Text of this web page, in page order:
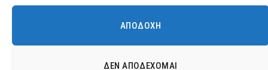
ΑΠΟΔΟΧΉ
ΔΕΝ ΑΠΟΔΈΧΟΜΑΙ
Χρησιμοποιούμε cookies για να σας προσφέρουμε τη βέλτιστη εμπειρία
πλοήγησης στον ιστότοπό μας.